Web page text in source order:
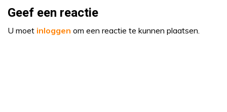
Geef een reactie
U moet inloggen om een reactie te kunnen plaatsen.